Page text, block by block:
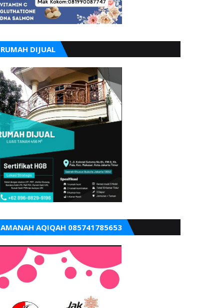
RUMAH DIJUAL
AMANAH AQIQAH 085741785653